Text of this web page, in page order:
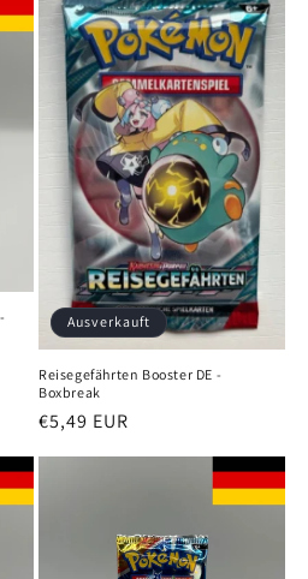
Ausverkauft
Reisegefährten Booster DE -
Boxbreak
Normaler
Preis
€5,49 EUR